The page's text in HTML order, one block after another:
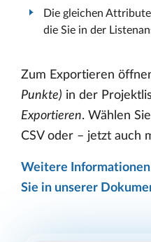
Die gleichen
die Sie in der
Zum Exportieren
Punkte) in der
Exportieren. Wählen
CSV oder – jetzt auch
Weitere
Sie in unserer